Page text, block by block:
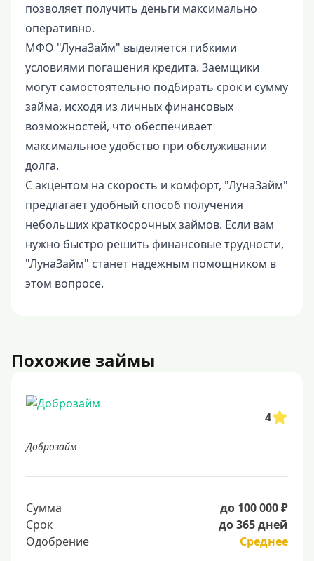
позволяет получить деньги максимально
оперативно.
МФО "ЛунаЗайм" выделяется гибкими
условиями погашения кредита. Заемщики
могут самостоятельно подбирать срок и сумму
займа, исходя из личных финансовых
возможностей, что обеспечивает
максимальное удобство при обслуживании
долга.
С акцентом на скорость и комфорт, "ЛунаЗайм"
предлагает удобный способ получения
небольших краткосрочных займов. Если вам
нужно быстро решить финансовые трудности,
"ЛунаЗайм" станет надежным помощником в
этом вопросе.
Похожие займы
4
Доброзайм
Сумма
до 100 000 ₽
Срок
до 365 дней
Одобрение
Среднее